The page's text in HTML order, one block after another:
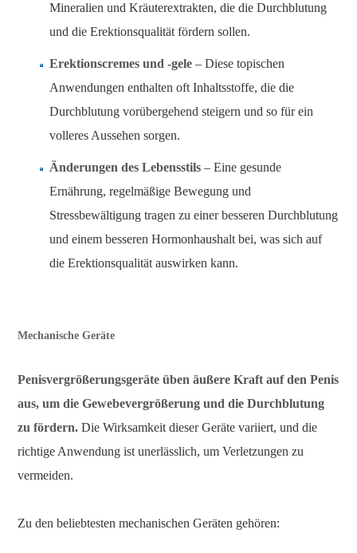
Mineralien und Kräuterextrakten, die die Durchblutung
und die Erektionsqualität fördern sollen.
Erektionscremes und -gele – Diese topischen
Anwendungen enthalten oft Inhaltsstoffe, die die
Durchblutung vorübergehend steigern und so für ein
volleres Aussehen sorgen.
Änderungen des Lebensstils – Eine gesunde
Ernährung, regelmäßige Bewegung und
Stressbewältigung tragen zu einer besseren Durchblutung
und einem besseren Hormonhaushalt bei, was sich auf
die Erektionsqualität auswirken kann.
Mechanische Geräte
Penisvergrößerungsgeräte üben äußere Kraft auf den Penis
aus, um die Gewebevergrößerung und die Durchblutung
zu fördern. Die Wirksamkeit dieser Geräte variiert, und die
richtige Anwendung ist unerlässlich, um Verletzungen zu
vermeiden.
Zu den beliebtesten mechanischen Geräten gehören: